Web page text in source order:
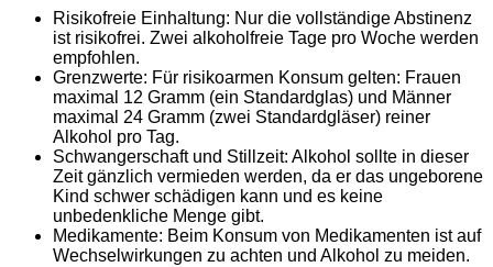
Risikofreie Einhaltung: Nur die vollständige Abstinenz
ist risikofrei. Zwei alkoholfreie Tage pro Woche werden
empfohlen.
Grenzwerte: Für risikoarmen Konsum gelten: Frauen
maximal 12 Gramm (ein Standardglas) und Männer
maximal 24 Gramm (zwei Standardgläser) reiner
Alkohol pro Tag.
Schwangerschaft und Stillzeit: Alkohol sollte in dieser
Zeit gänzlich vermieden werden, da er das ungeborene
Kind schwer schädigen kann und es keine
unbedenkliche Menge gibt.
Medikamente: Beim Konsum von Medikamenten ist auf
Wechselwirkungen zu achten und Alkohol zu meiden.